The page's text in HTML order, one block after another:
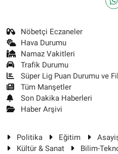
Nöbetçi Eczaneler
Hava Durumu
Namaz Vakitleri
Trafik Durumu
Süper Lig Puan Durumu ve
Tüm Manşetler
Son Dakika Haberleri
Haber Arşivi
Politika Eğitim
Kültür & Sanat
Bilim-